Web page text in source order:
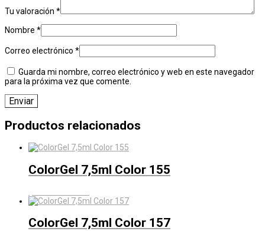
Tu valoración *
Nombre *
Correo electrónico *
Guarda mi nombre, correo electrónico y web en este navegador
para la próxima vez que comente.
Productos relacionados
ColorGel 7,5ml Color 155
ColorGel 7,5ml Color 157